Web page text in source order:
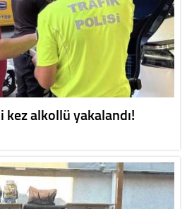
kez alkollü yakalandı!